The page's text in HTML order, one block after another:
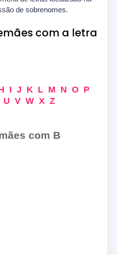
de sobrenomes.
com a letra
I J K L M N O P
U V W X Z
com B